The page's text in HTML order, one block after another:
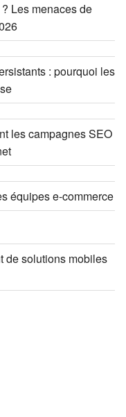
Les menaces de
: pourquoi les
les campagnes SEO
équipes e-commerce
de solutions mobiles